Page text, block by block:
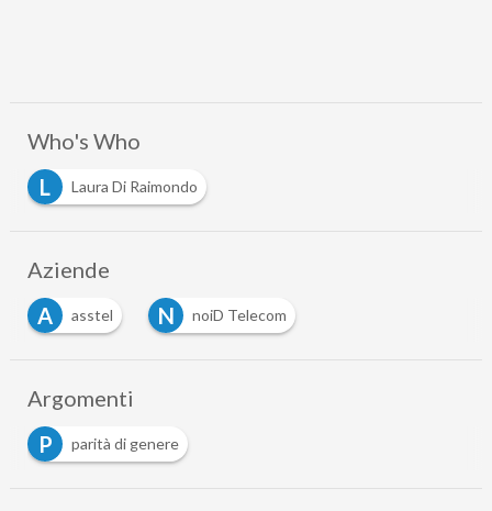
Who's Who
L
Laura Di Raimondo
Aziende
A
asstel N noiD Telecom
Argomenti
P
parità di genere